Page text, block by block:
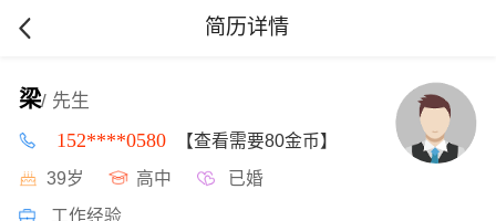
简历详情
梁/ 先生
152****0580 【查看需要80金币】
39岁 高中 已婚
工作经验